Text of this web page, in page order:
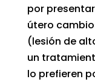
por
útero
(lesión de
un
lo prefieren